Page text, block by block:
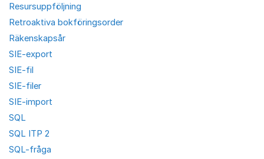
Resursuppföljning
Retroaktiva bokföringsorder
Räkenskapsår
SIE-export
SIE-fil
SIE-filer
SIE-import
SQL
SQL ITP 2
SQL-fråga